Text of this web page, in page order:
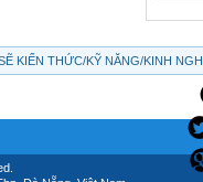
KIẾN THỨC/KỸ NĂNG/KINH